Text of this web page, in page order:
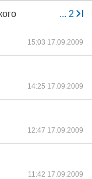
... 2
15:03 17.09.2009
14:25 17.09.2009
12:47 17.09.2009
11:42 17.09.2009